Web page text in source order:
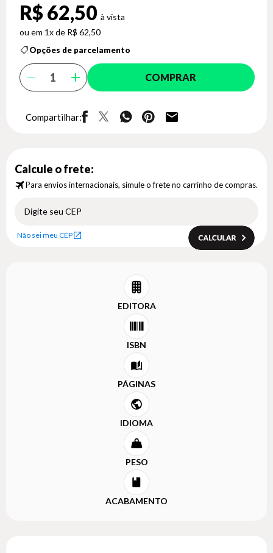
R$ 62,50
1x de R$ 62,50
Opções de parcelamento
COMPRAR
Compartilhar:
Calcule o frete:
Para envios internacionais, simule o frete no carrinho de compras.
Não sei meu CEP
EDITORA
ISBN
PÁGINAS
IDIOMA
PESO
ACABAMENTO